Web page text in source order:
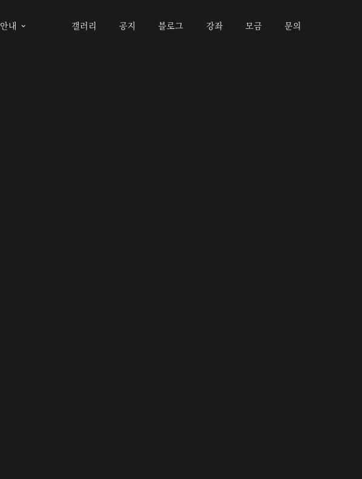
안내  갤러리 공지 블로그 강좌 모금 문의